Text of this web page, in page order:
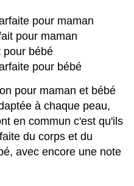
pour maman
pour maman
pour bébé
pour bébé
pour maman et bébé
à chaque peau,
en commun c'est qu'ils
du corps et du
avec encore une note